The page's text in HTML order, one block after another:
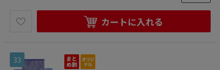
カートに入れる
33